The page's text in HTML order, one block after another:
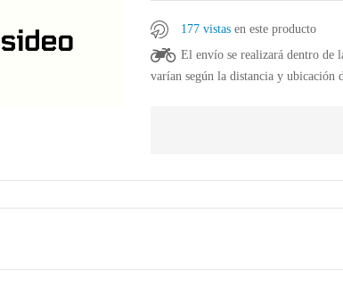
177 vistasen este producto
El envío se realizará dentro de
varían según la distancia y ubicación